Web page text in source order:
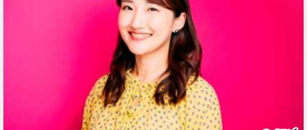
「どさんこワイド」 2024年度も視聴率トップ！33年負
けなし独走！「ゴールデンタイム」（19：00〜22：00）
ニュースリリース
2025年度 ＳＴＶキャッチフレーズ 「どんどんわくわく
ＳＴＶ」がスタート